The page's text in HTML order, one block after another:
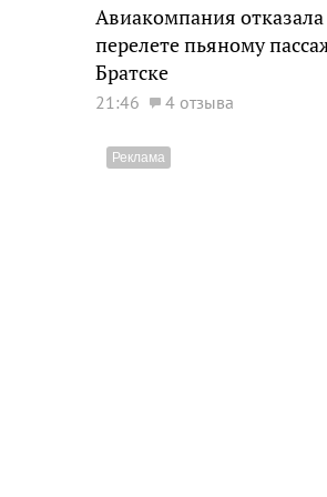
Авиакомпания отказала
перелете пьяному
Братске
21:46 4 отзыва